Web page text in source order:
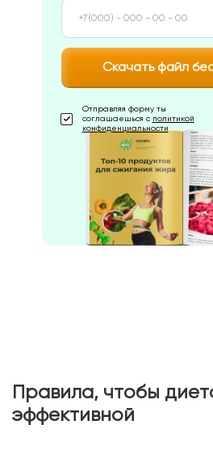
Скачать файл
Отправляя форму ты
соглашаешься с политикой
конфиденциальности
Правила, чтобы
эффективной